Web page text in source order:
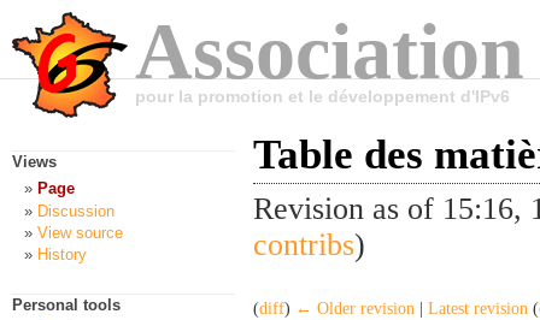
pour la promotion et le développement d'IPv6
Table des
Revision as of 15:16,
contribs)
(diff) ← Older revision Latest revision (
Views
Page
Discussion
View source
History
Personal tools